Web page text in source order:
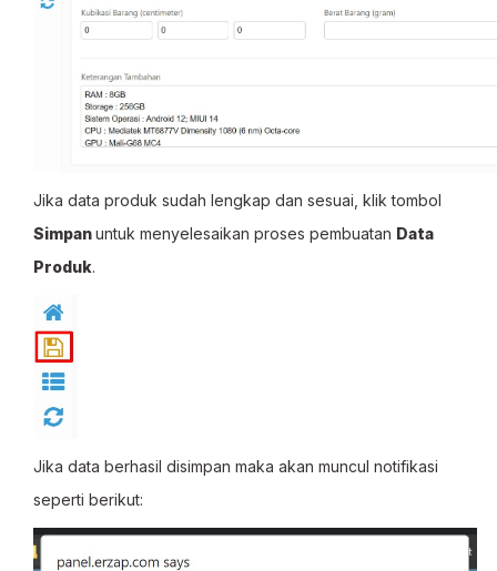
Jika data produk sudah lengkap dan sesuai, klik tombol
Simpanuntuk menyelesaikan proses pembuatan Data
Produk.
Jika data berhasil disimpan maka akan muncul notifikasi
seperti berikut: